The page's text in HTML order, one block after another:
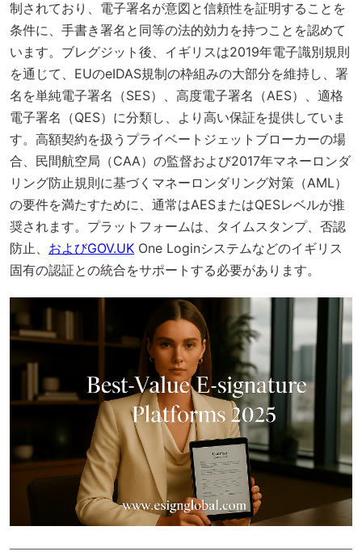
制されており、電子署名が意図と信頼性を証明することを
条件に、手書き署名と同等の法的効力を持つことを認めて
います。ブレグジット後、イギリスは2019年電子識別規則
を通じて、EUのeIDAS規制の枠組みの大部分を維持し、署
名を単純電子署名（SES）、高度電子署名（AES）、適格
電子署名（QES）に分類し、より高い保証を提供していま
す。高額契約を扱うプライベートジェットブローカーの場
合、民間航空局（CAA）の監督および2017年マネーロンダ
リング防止規則に基づくマネーロンダリング対策（AML）
の要件を満たすために、通常はAESまたはQESレベルが推
奨されます。プラットフォームは、タイムスタンプ、否認
防止、 およびGOV.UK One Loginシステムなどのイギリス
固有の認証との統合をサポートする必要があります。